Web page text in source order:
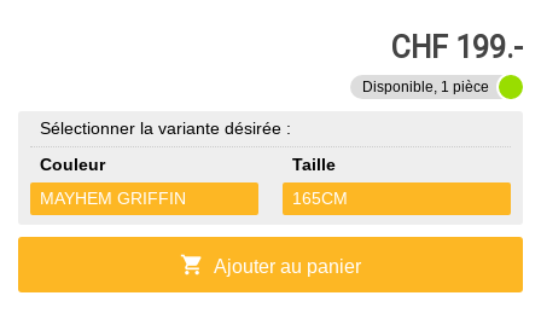
CHF 199.-
Disponible, 1 pièce
Sélectionner la variante désirée :
Couleur
MAYHEM GRIFFIN
Taille
165CM
shopping_cart Ajouter au panier